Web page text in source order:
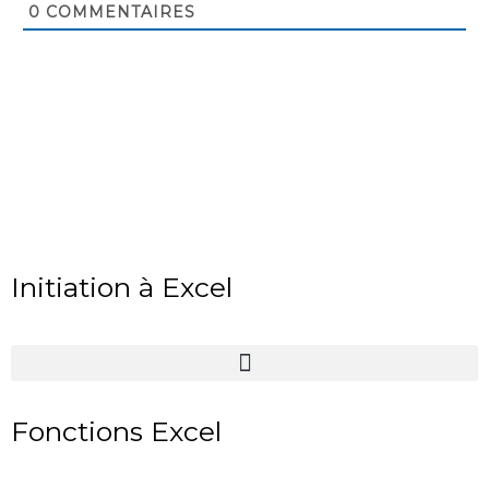
0 COMMENTAIRES
Initiation à Excel
Fonctions Excel